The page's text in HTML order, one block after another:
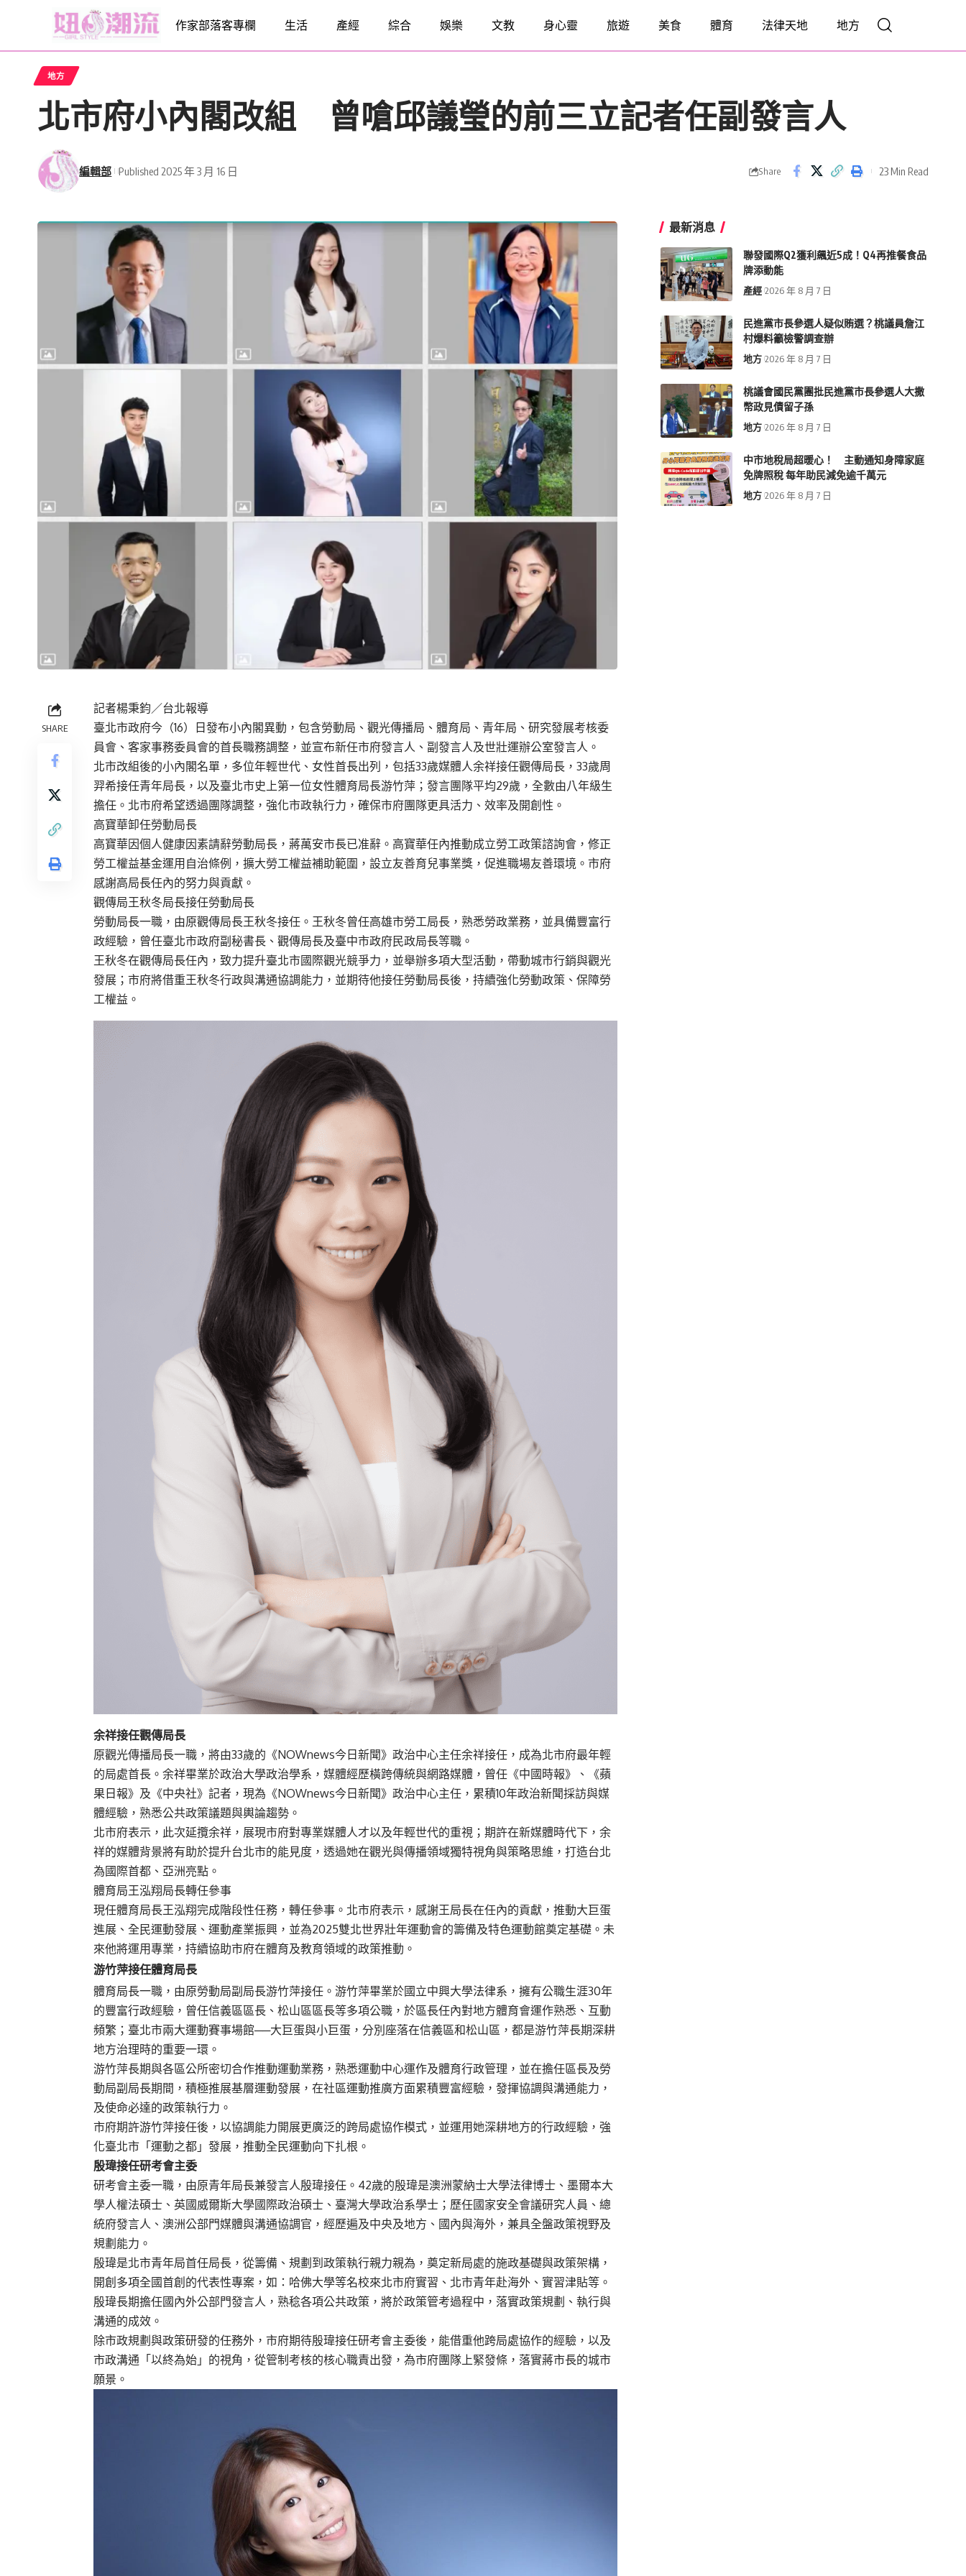
作家部落客專欄 生活 產經 綜合 娛樂 文教 身心靈 旅遊 美食 體育 法律天地 地方
地方
北市府小內閣改組 曾嗆邱議瑩的前三立記者任副發言人
編輯部 Published 2025 年 3 月 16 日 Share 23 Min Read
SHARE
記者楊秉鈞／台北報導
臺北市政府今（16）日發布小內閣異動，包含勞動局、觀光傳播局、體育局、青年局、研究發展考核委
員會、客家事務委員會的首長職務調整，並宣布新任市府發言人、副發言人及世壯運辦公室發言人。
北市改組後的小內閣名單，多位年輕世代、女性首長出列，包括33歲媒體人余祥接任觀傳局長，33歲周
羿希接任青年局長，以及臺北市史上第一位女性體育局長游竹萍；發言團隊平均29歲，全數由八年級生
擔任。北市府希望透過團隊調整，強化市政執行力，確保市府團隊更具活力、效率及開創性。
高寶華卸任勞動局長
高寶華因個人健康因素請辭勞動局長，蔣萬安市長已准辭。高寶華任內推動成立勞工政策諮詢會，修正
勞工權益基金運用自治條例，擴大勞工權益補助範圍，設立友善育兒事業獎，促進職場友善環境。市府
感謝高局長任內的努力與貢獻。
觀傳局王秋冬局長接任勞動局長
勞動局長一職，由原觀傳局長王秋冬接任。王秋冬曾任高雄市勞工局長，熟悉勞政業務，並具備豐富行
政經驗，曾任臺北市政府副秘書長、觀傳局長及臺中市政府民政局長等職。
王秋冬在觀傳局長任內，致力提升臺北市國際觀光競爭力，並舉辦多項大型活動，帶動城市行銷與觀光
發展；市府將借重王秋冬行政與溝通協調能力，並期待他接任勞動局長後，持續強化勞動政策、保障勞
工權益。
余祥接任觀傳局長
原觀光傳播局長一職，將由33歲的《NOWnews今日新聞》政治中心主任余祥接任，成為北市府最年輕
的局處首長。余祥畢業於政治大學政治學系，媒體經歷橫跨傳統與網路媒體，曾任《中國時報》、《蘋
果日報》及《中央社》記者，現為《NOWnews今日新聞》政治中心主任，累積10年政治新聞採訪與媒
體經驗，熟悉公共政策議題與輿論趨勢。
北市府表示，此次延攬余祥，展現市府對專業媒體人才以及年輕世代的重視；期許在新媒體時代下，余
祥的媒體背景將有助於提升台北市的能見度，透過她在觀光與傳播領域獨特視角與策略思維，打造台北
為國際首都、亞洲亮點。
體育局王泓翔局長轉任參事
現任體育局長王泓翔完成階段性任務，轉任參事。北市府表示，感謝王局長在任內的貢獻，推動大巨蛋
進展、全民運動發展、運動產業振興，並為2025雙北世界壯年運動會的籌備及特色運動館奠定基礎。未
來他將運用專業，持續協助市府在體育及教育領域的政策推動。
游竹萍接任體育局長
體育局長一職，由原勞動局副局長游竹萍接任。游竹萍畢業於國立中興大學法律系，擁有公職生涯30年
的豐富行政經驗，曾任信義區區長、松山區區長等多項公職，於區長任內對地方體育會運作熟悉、互動
頻繁；臺北市兩大運動賽事場館──大巨蛋與小巨蛋，分別座落在信義區和松山區，都是游竹萍長期深耕
地方治理時的重要一環。
游竹萍長期與各區公所密切合作推動運動業務，熟悉運動中心運作及體育行政管理，並在擔任區長及勞
動局副局長期間，積極推展基層運動發展，在社區運動推廣方面累積豐富經驗，發揮協調與溝通能力，
及使命必達的政策執行力。
市府期許游竹萍接任後，以協調能力開展更廣泛的跨局處協作模式，並運用她深耕地方的行政經驗，強
化臺北市「運動之都」發展，推動全民運動向下扎根。
殷瑋接任研考會主委
研考會主委一職，由原青年局長兼發言人殷瑋接任。42歲的殷瑋是澳洲蒙納士大學法律博士、墨爾本大
學人權法碩士、英國威爾斯大學國際政治碩士、臺灣大學政治系學士；歷任國家安全會議研究人員、總
統府發言人、澳洲公部門媒體與溝通協調官，經歷遍及中央及地方、國內與海外，兼具全盤政策視野及
規劃能力。
殷瑋是北市青年局首任局長，從籌備、規劃到政策執行親力親為，奠定新局處的施政基礎與政策架構，
開創多項全國首創的代表性專案，如：哈佛大學等名校來北市府實習、北市青年赴海外、實習津貼等。
殷瑋長期擔任國內外公部門發言人，熟稔各項公共政策，將於政策管考過程中，落實政策規劃、執行與
溝通的成效。
除市政規劃與政策研發的任務外，市府期待殷瑋接任研考會主委後，能借重他跨局處協作的經驗，以及
市政溝通「以終為始」的視角，從管制考核的核心職責出發，為市府團隊上緊發條，落實蔣市長的城市
願景。
最新消息
聯發國際Q2獲利飆近5成！Q4再推餐食品
牌添動能
產經 2026 年 8 月 7 日
民進黨市長參選人疑似賄選？桃議員詹江
村爆料籲檢警調查辦
地方 2026 年 8 月 7 日
桃議會國民黨團批民進黨市長參選人大撒
幣政見債留子孫
地方 2026 年 8 月 7 日
中市地稅局超暖心！ 主動通知身障家庭
免牌照稅 每年助民減免逾千萬元
地方 2026 年 8 月 7 日